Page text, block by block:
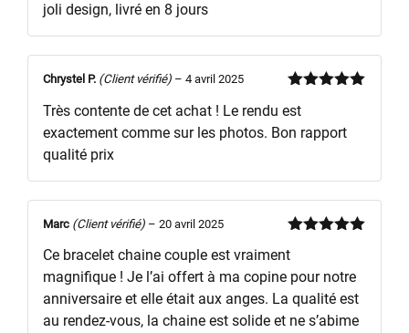
joli design, livré en 8 jours
5
Chrystel P. (Client vérifié) – 4 avril 2025
Très contente de cet achat ! Le rendu est
exactement comme sur les photos. Bon rapport
qualité prix
5
Marc (Client vérifié) – 20 avril 2025
Ce bracelet chaine couple est vraiment
magnifique ! Je l’ai offert à ma copine pour notre
anniversaire et elle était aux anges. La qualité est
au rendez-vous, la chaine est solide et ne s’abime